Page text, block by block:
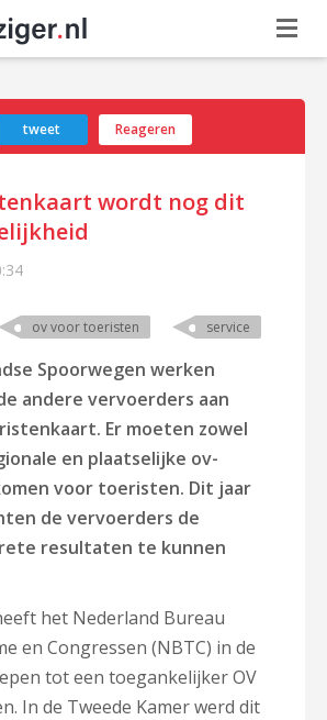
tweet Reageren
wordt nog dit
ov voor toeristen service
Spoorwegen werken
andere vervoerders aan
Er moeten zowel
en plaatselijke ov-
voor toeristen. Dit jaar
de vervoerders de
resultaten te kunnen
het Nederland Bureau
en Congressen (NBTC) in de
tot een toegankelijker OV
In de Tweede Kamer werd dit